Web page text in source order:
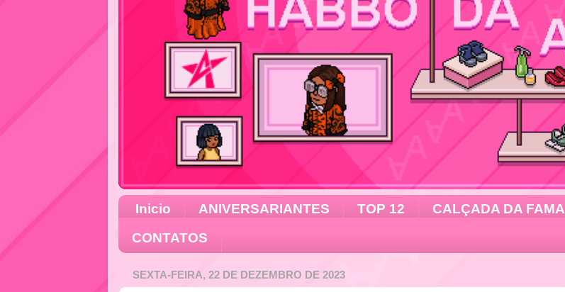
Inicio ANIVERSARIANTES TOP 12 CALÇADA DA FAMA
CONTATOS
SEXTA-FEIRA, 22 DE DEZEMBRO DE 2023